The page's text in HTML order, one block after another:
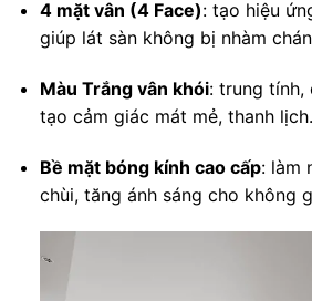
4 mặt vân (4 Face): tạo hiệu
giúp lát sàn không bị nhàm
Màu Trắng vân khói: trung tính,
tạo cảm giác mát mẻ, thanh lịch.
Bề mặt bóng kính cao cấp: làm
chùi, tăng ánh sáng cho không